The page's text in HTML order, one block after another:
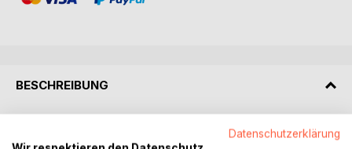
BESCHREIBUNG
Sonne, Wind, türkisblaues Meer – nichts anderes wünscht
Datenschutzerklärung